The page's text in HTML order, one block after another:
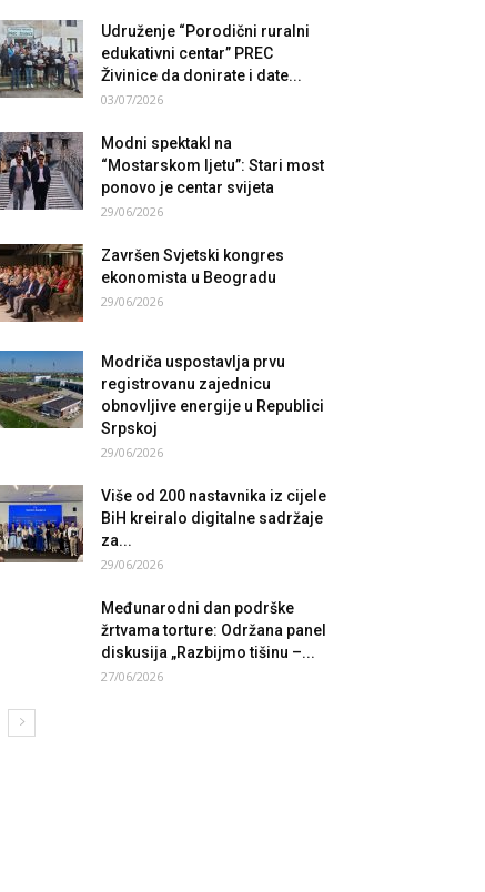
Udruženje “Porodični ruralni
edukativni centar” PREC
Živinice da donirate i date...
03/07/2026
Modni spektakl na
“Mostarskom ljetu”: Stari most
ponovo je centar svijeta
29/06/2026
Završen Svjetski kongres
ekonomista u Beogradu
29/06/2026
Modriča uspostavlja prvu
registrovanu zajednicu
obnovljive energije u Republici
Srpskoj
29/06/2026
Više od 200 nastavnika iz cijele
BiH kreiralo digitalne sadržaje
za...
29/06/2026
Međunarodni dan podrške
žrtvama torture: Održana panel
diskusija „Razbijmo tišinu –...
27/06/2026